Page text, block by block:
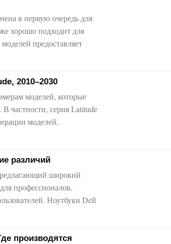
в первую очередь для
хорошо подходит для
предоставляет
2010–2030
моделей, которые
частности, серия Latitude
моделей,
различий
широкий
профессионалов,
Ноутбуки Dell
производятся